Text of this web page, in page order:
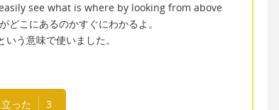
see what is where by looking from above
こにあるのかすぐにわかるよ。
う意味で使いました。
った 3